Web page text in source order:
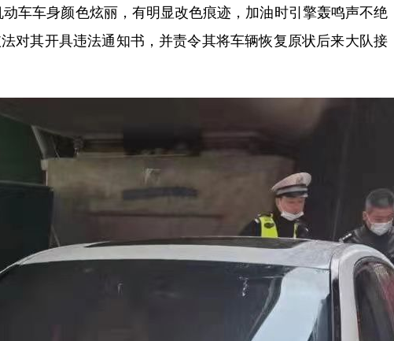
车车身颜色炫丽，有明显改色痕迹，加油时引擎轰鸣声不绝
对其开具违法通知书，并责令其将车辆恢复原状后来大队接